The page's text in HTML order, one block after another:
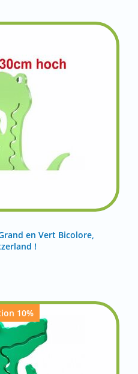
en Vert Bicolore,
!
10%